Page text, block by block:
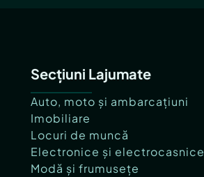
Secțiuni Lajumate
Auto, moto și ambarcațiuni
Imobiliare
Locuri de muncă
Electronice și electrocasnice
Modă și frumusețe